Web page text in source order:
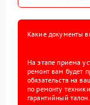
Какие документы
На этапе приема
ремонт вам будет
обязательств на
по ремонту
гарантийный талон.